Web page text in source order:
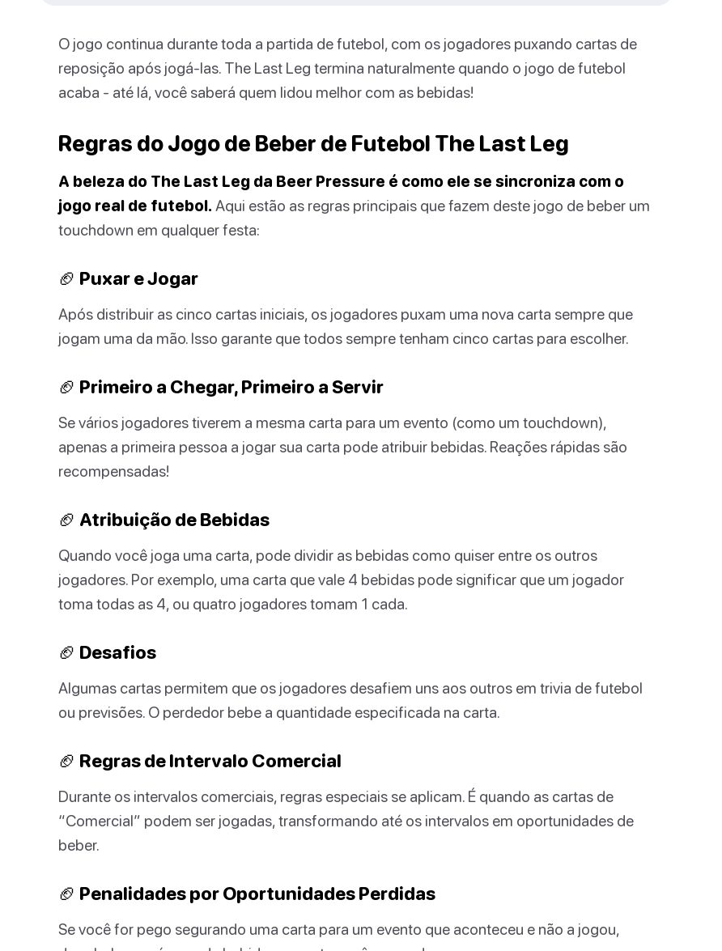
O jogo continua durante toda a partida de futebol, com os jogadores puxando cartas de
reposição após jogá-las. The Last Leg termina naturalmente quando o jogo de futebol
acaba - até lá, você saberá quem lidou melhor com as bebidas!
Regras do Jogo de Beber de Futebol The Last Leg
A beleza do The Last Leg da Beer Pressure é como ele se sincroniza com o
jogo real de futebol. Aqui estão as regras principais que fazem deste jogo de beber um
touchdown em qualquer festa:
🏈 Puxar e Jogar
Após distribuir as cinco cartas iniciais, os jogadores puxam uma nova carta sempre que
jogam uma da mão. Isso garante que todos sempre tenham cinco cartas para escolher.
🏈 Primeiro a Chegar, Primeiro a Servir
Se vários jogadores tiverem a mesma carta para um evento (como um touchdown),
apenas a primeira pessoa a jogar sua carta pode atribuir bebidas. Reações rápidas são
recompensadas!
🏈 Atribuição de Bebidas
Quando você joga uma carta, pode dividir as bebidas como quiser entre os outros
jogadores. Por exemplo, uma carta que vale 4 bebidas pode significar que um jogador
toma todas as 4, ou quatro jogadores tomam 1 cada.
🏈 Desafios
Algumas cartas permitem que os jogadores desafiem uns aos outros em trivia de futebol
ou previsões. O perdedor bebe a quantidade especificada na carta.
🏈 Regras de Intervalo Comercial
Durante os intervalos comerciais, regras especiais se aplicam. É quando as cartas de
“Comercial” podem ser jogadas, transformando até os intervalos em oportunidades de
beber.
🏈 Penalidades por Oportunidades Perdidas
Se você for pego segurando uma carta para um evento que aconteceu e não a jogou,